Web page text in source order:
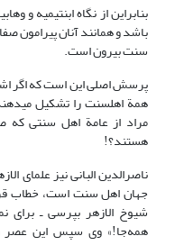
بنابراین از نگاه ابن‏تیمیه و
باشد و همانند آنان پیرامون
سنت بیرون است.
پرسش اصلی این است که اگر
همة اهل‏سنت را تشکیل
مراد از عامة اهل سنتی که
هستند؟!
ناصرالدین البانی نیز علمای
جهان اهل سنت است، خطاب
شیوخ الازهر بپرسی ـ
همه‌جا!» وی سپس این عصر